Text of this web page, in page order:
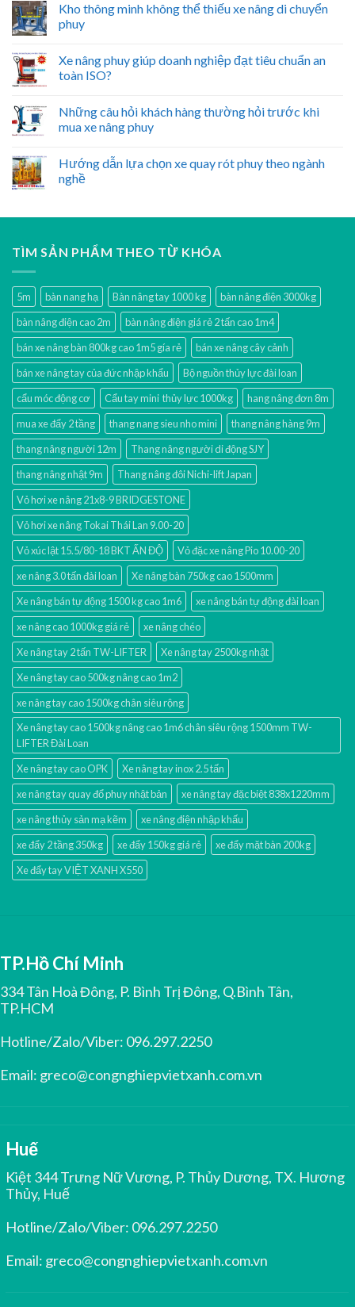
Kho thông minh không thể thiếu xe nâng di chuyển
phuy
Xe nâng phuy giúp doanh nghiệp đạt tiêu chuẩn an
toàn ISO?
Những câu hỏi khách hàng thường hỏi trước khi
mua xe nâng phuy
Hướng dẫn lựa chọn xe quay rót phuy theo ngành
nghề
TÌM SẢN PHẨM THEO TỪ KHÓA
5m bàn nang hạ Bàn nâng tay 1000 kg
bàn nâng điện 3000kg
bàn nâng điện cao 2m
bàn nâng điện giá rẻ 2 tấn cao 1m4
bán xe nâng bàn 800kg cao 1m5 gía rẻ
bán xe nâng cây cảnh
bán xe nâng tay của đức nhập khẩu
Bộ nguồn thủy lực đài loan
cẩu móc động cơ
Cẩu tay mini thủy lực 1000kg
hang nâng đơn 8m
mua xe đẩy 2 tầng
thang nang sieu nho mini
thang nâng hàng 9m
thang nâng người 12m
Thang nâng người di động SJY
thang nâng nhật 9m
Thang nâng đôi Nichi-lift Japan
Vỏ hơi xe nâng 21x8-9 BRIDGESTONE
Vỏ hơi xe nâng Tokai Thái Lan 9.00-20
Vỏ xúc lật 15.5/80-18 BKT ẤN ĐỘ
Vỏ đặc xe nâng Pio 10.00-20
xe nâng 3.0 tấn đài loan
Xe nâng bàn 750kg cao 1500mm
Xe nâng bán tự động 1500 kg cao 1m6
xe nâng bán tự động đài loan
xe nâng cao 1000kg giá rẻ
xe nâng chéo
Xe nâng tay 2 tấn TW-LIFTER
Xe nâng tay 2500kg nhật
Xe nâng tay cao 500kg nâng cao 1m2
xe nâng tay cao 1500kg chân siêu rộng
Xe nâng tay cao 1500kg nâng cao 1m6 chân siêu rộng 1500mm TW-
LIFTER Đài Loan
Xe nâng tay cao OPK
Xe nâng tay inox 2.5 tấn
xe nâng tay quay đổ phuy nhật bản
xe nâng tay đặc biệt 838x1220mm
xe nâng thủy sản mạ kẽm
xe nâng điện nhập khấu
xe đẩy 2 tầng 350kg
xe đẩy 150kg giá rẻ
xe đẩy mặt bàn 200kg
Xe đẩy tay VIỆT XANH X550
TP.Hồ Chí Minh
334 Tân Hoà Đông, P. Bình Trị Đông, Q.Bình Tân,
TP.HCM
Hotline/Zalo/Viber: 096.297.2250
Email: greco@congnghiepvietxanh.com.vn
Huế
Kiệt 344 Trưng Nữ Vương, P. Thủy Dương, TX. Hương
Thủy, Huế
Hotline/Zalo/Viber: 096.297.2250
Email: greco@congnghiepvietxanh.com.vn